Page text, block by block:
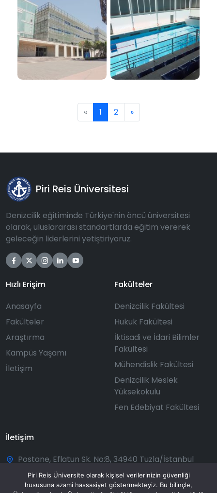
« 1 2 »
Piri Reis Üniversitesi
Denizcilik eğitiminde Türkiye'nin öncü üniversitesi
olarak, uluslararası standartlarda eğitim vererek
geleceğin liderlerini yetiştiriyoruz.
Hızlı Erişim
Anasayfa
Fakülteler
Araştırma
Kampüs Yaşamı
İletişim
Fakülteler
Denizcilik Fakültesi
Hukuk Fakültesi
İktisadi ve İdari Bilimler
Fakültesi
Mühendislik Fakültesi
Denizcilik Meslek
Yüksekokulu
Fen Edebiyat Fakültesi
İletişim
Postane, Eflatun Sk. No:8, 34940 Tuzla/İstanbul
+90 216 581 00 50
bilgi@pirireis.edu.tr
Piri Reis Üniversite olarak kişisel verilerinizin güvenliği
hususuna azami hassasiyet göstermekteyiz. Bu bilinçle,